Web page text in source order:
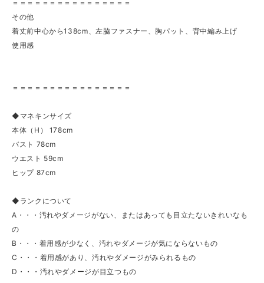
＝＝＝＝＝＝＝＝＝＝＝＝＝＝＝＝
その他
着丈前中心から138cm、左脇ファスナー、胸パット、背中編み上げ
使用感
＝＝＝＝＝＝＝＝＝＝＝＝＝＝＝＝
◆マネキンサイズ
本体（H） 178cm
バスト 78cm
ウエスト 59cm
ヒップ 87cm
◆ランクについて
A・・・汚れやダメージがない、またはあっても目立たないきれいなも
の
B・・・着用感が少なく、汚れやダメージが気にならないもの
C・・・着用感があり、汚れやダメージがみられるもの
D・・・汚れやダメージが目立つもの